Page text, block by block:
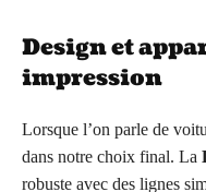
Design et
impression
Lorsque l’on parle de
dans notre choix final. La
robuste avec des lignes